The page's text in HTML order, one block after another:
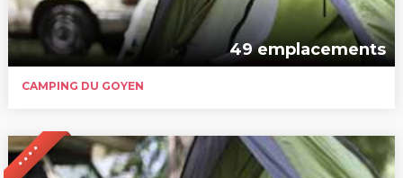
49 emplacements
CAMPING DU GOYEN
* * * *